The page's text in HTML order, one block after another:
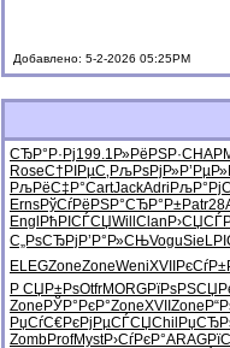
Добавлено: 5-2-2026 05:25PM
СЂР°Р·Рј199.1 Р»РёРЅР·CHAP
RoseС†РІРµС‚ РљРѕРјР»
РљРёС‡Р°CartJackAdri
ErnsРўСѓРёРЅР°СЂР°Р±Patr
Engl РћРІСЃСЏWill Clan
С„РѕСЂРј Р’Р°Р»СЊVoguSieL
ELEGZoneZoneWeniXVII
Р СЏР±РѕOtfrMORGРїРѕРЅСЏ
Zone РЎР°РєР°ZoneXVII Zone
РџСѓС€РєРјРµСЃСЏChil
ZombProfMystР›СѓРєР°ARAG